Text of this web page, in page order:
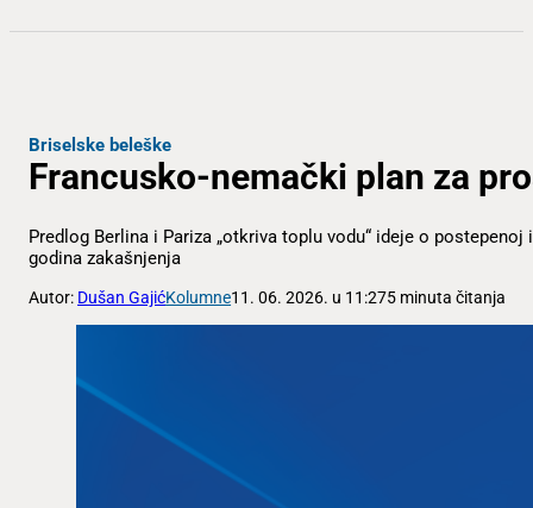
Briselske beleške
Francusko-nemački plan za
Predlog Berlina i Pariza „otkriva toplu vodu“ ideje o
godina zakašnjenja
Autor: Dušan GajićKolumne11. 06. 2026. u 11:275 minuta čitanja